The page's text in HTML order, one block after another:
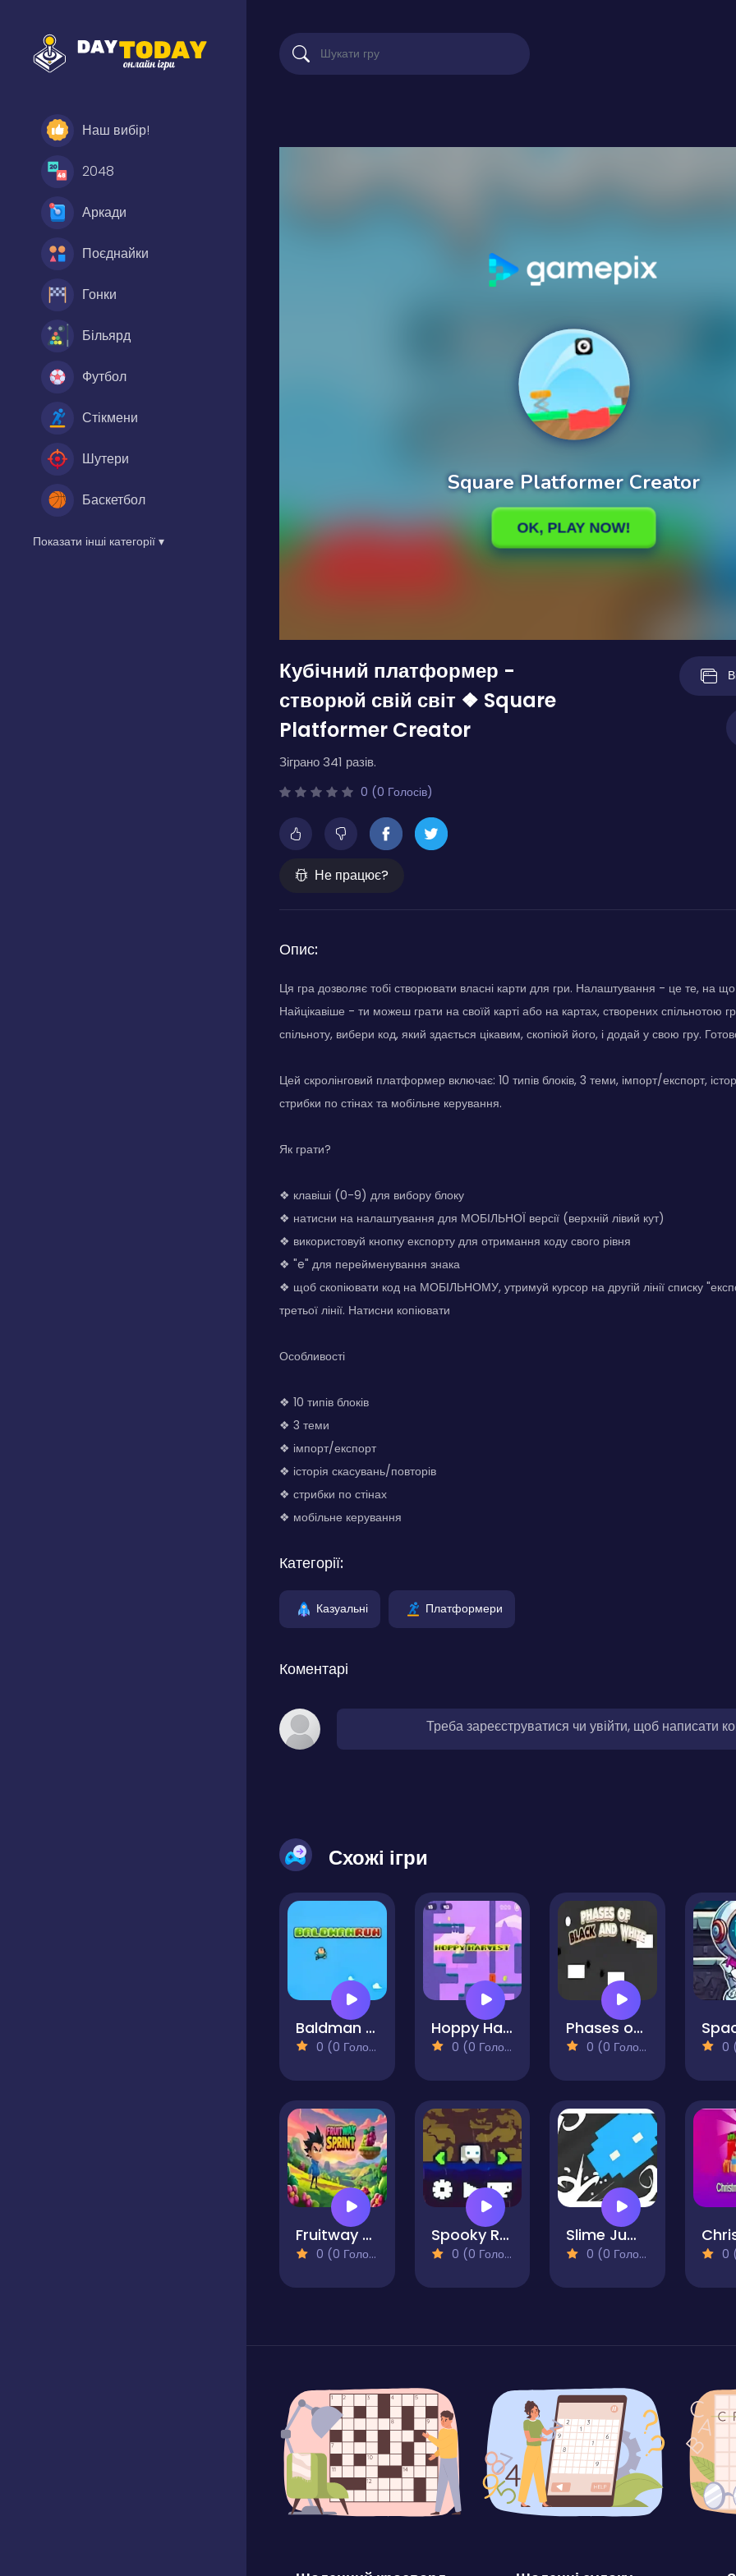
Наш вибір!
2048
Аркади
Поєднайки
Гонки
Більярд
Футбол
Стікмени
Шутери
Баскетбол
Показати інші категорії ▾
Кубічний платформер -
створюй свій світ ❖ Square
Platformer Creator
Зіграно 341 разів.
0 (0 Голосів)
Не працює?
Опис:
Ця гра дозволяє тобі створювати власні карти для гри. Налаштування - це те, на
Найцікавіше - ти можеш грати на своїй карті або на картах, створених спільнотою
спільноту, вибери код, який здається цікавим, скопіюй його, і додай у свою гру.
Цей скролінговий платформер включає: 10 типів блоків, 3 теми, імпорт/експорт,
стрибки по стінах та мобільне керування.
Як грати?
❖ клавіші (0-9) для вибору блоку
❖ натисни на налаштування для МОБІЛЬНОЇ версії (верхній лівий кут)
❖ використовуй кнопку експорту для отримання коду свого рівня
❖ "e" для перейменування знака
❖ щоб скопіювати код на МОБІЛЬНОМУ, утримуй курсор на другій лінії списку
третьої лінії. Натисни копіювати
Особливості
❖ 10 типів блоків
❖ 3 теми
❖ імпорт/експорт
❖ історія скасувань/повторів
❖ стрибки по стінах
❖ мобільне керування
Категорії:
Казуальні Платформери
Коментарі
Треба зареєструватися чи увійти, щоб написати
Схожі ігри
Baldman Run
0 (0 Голосів)
Hoppy Harvest
0 (0 Голосів)
Phases of Black and White
0 (0 Голосів) 0
Fruitway Sprint
0 (0 Голосів)
Spooky Run
0 (0 Голосів)
Slime Jump
0 (0 Голосів) 0